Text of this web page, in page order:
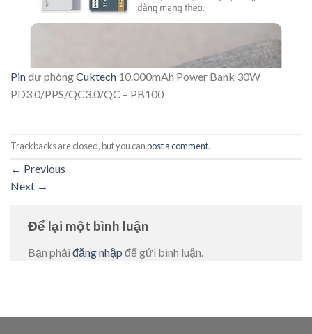
Pindự phòngCuktech 10.000mAh Power Bank 30W
PD3.0/PPS/QC3.0/QC – PB100
Trackbacks are closed, but you canpost a comment.
← Previous
Next →
Để lại một bình luận
Bạn phải đăng nhập để gửi bình luận.